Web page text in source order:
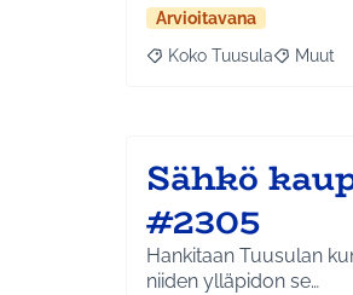
Arvioitavana
Rajaa tulokset aihepiirin
Koko Tuusula Rajaa
Muut
Sähkö
#2305
Hankitaan Tuusulan
niiden ylläpidon se…